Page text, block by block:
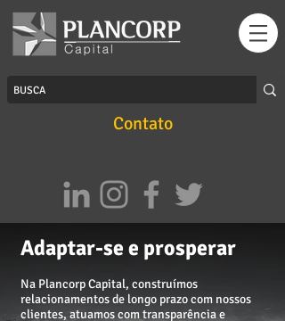
Contato
Adaptar-se e prosperar
Na Plancorp Capital, construímos
relacionamentos de longo prazo com nossos
clientes, atuamos com transparência e